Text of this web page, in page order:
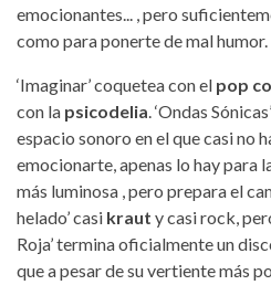
emocionantes... , pero
como para ponerte de mal humor.
‘Imaginar’ coquetea con el pop
con la psicodelia. ‘Ondas
espacio sonoro en el que casi no
emocionarte, apenas lo hay para
más luminosa , pero prepara el
helado’ casi kraut y casi rock,
Roja’ termina oficialmente un
que a pesar de su vertiente más